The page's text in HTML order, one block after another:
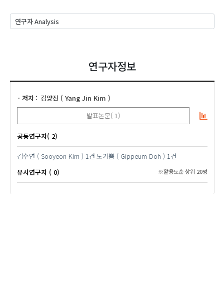
연구자정보
저자
김양진 ( Yang Jin Kim )
발표논문( 1)
공동연구자( 2)
김수연 ( Sooyeon Kim ) 1건 도기쁨 ( Gippeum Doh ) 1건
유사연구자 ( 0)
※활용도순 상위 20명